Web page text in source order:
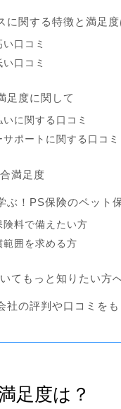
に関する特徴と満足度
口コミ
口コミ
足度に関して
に関する口コミ
サポートに関する口コミ
満足度
ぶ！PS保険のペット
険料で備えたい方
範囲を求める方
てもっと知りたい方
社の評判や口コミを
足度は？